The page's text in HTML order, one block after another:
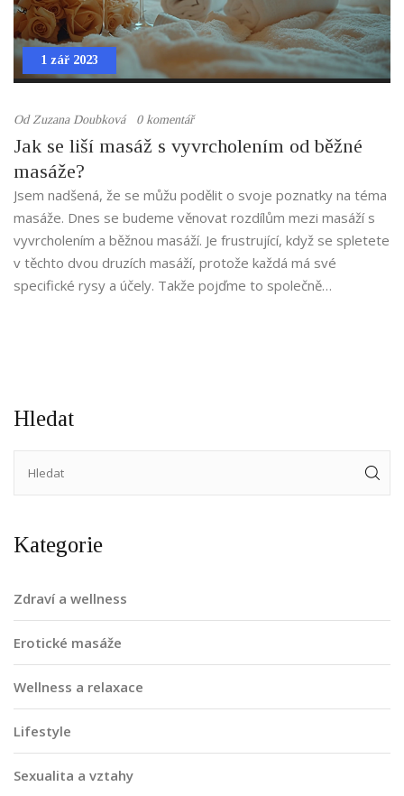
1 zář 2023
OdZuzana Doubková 0 komentář
Jak se liší masáž s vyvrcholením od běžné
masáže?
Jsem nadšená, že se můžu podělit o svoje poznatky na téma
masáže. Dnes se budeme věnovat rozdílům mezi masáží s
vyvrcholením a běžnou masáží. Je frustrující, když se spletete
v těchto dvou druzích masáží, protože každá má své
specifické rysy a účely. Takže pojďme to společně
Hledat
Kategorie
Zdraví a wellness
Erotické masáže
Wellness a relaxace
Lifestyle
Sexualita a vztahy